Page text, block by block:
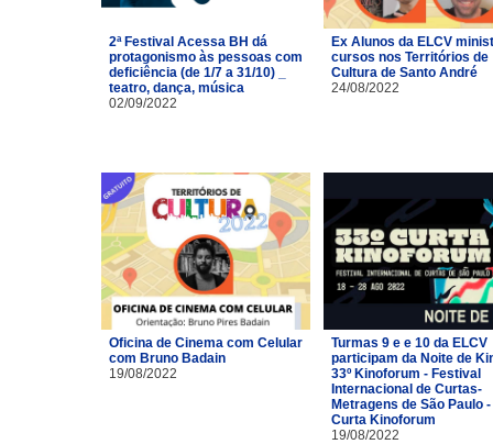
2ª Festival Acessa BH dá
protagonismo às pessoas com
deficiência (de 1/7 a 31/10) _
teatro, dança, música
02/09/2022
Ex Alunos da ELCV
cursos nos Territórios de
Cultura de Santo André
24/08/2022
Oficina de Cinema com Celular
com Bruno Badain
19/08/2022
Turmas 9 e e 10 da ELCV
participam da Noite de
33º Kinoforum - Festival
Internacional de Curtas-
Metragens de São Paulo -
Curta Kinoforum
19/08/2022